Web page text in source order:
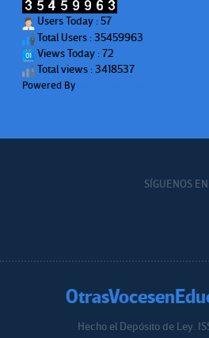
Users Today : 57
Total Users : 35459963
Views Today : 72
Total views : 3418537
Powered By
SÍGUENOS EN:
Hecho el Depósito de Ley.